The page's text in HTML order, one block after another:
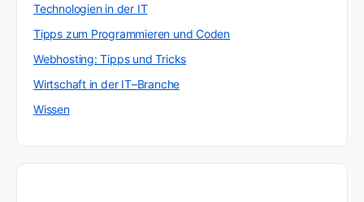
Technologien in der IT
Tipps zum Programmieren und Coden
Webhosting: Tipps und Tricks
Wirtschaft in der IT–Branche
Wissen